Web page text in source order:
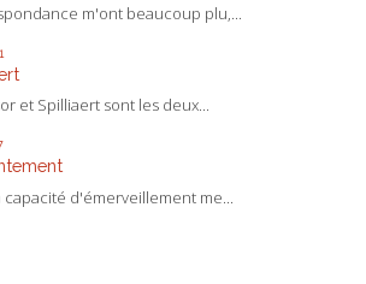
m'ont beaucoup plu,...
et Spilliaert sont les deux...
d'émerveillement me...